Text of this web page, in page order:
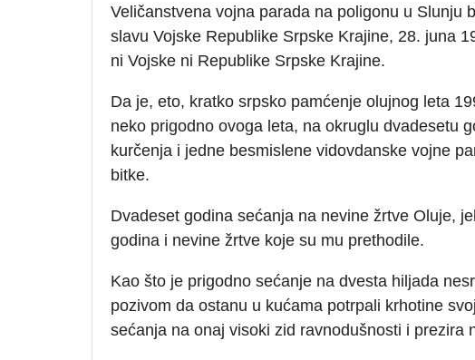
Veličanstvena vojna parada na poligonu u Slunju
slavu Vojske Republike Srpske Krajine, 28. juna
ni Vojske ni Republike Srpske Krajine.
Da je, eto, kratko srpsko pamćenje olujnog leta
neko prigodno ovoga leta, na okruglu dvadesetu
kurčenja i jedne besmislene vidovdanske vojne
bitke.
Dvadeset godina sećanja na nevine žrtve Oluje,
godina i nevine žrtve koje su mu prethodile.
Kao što je prigodno sećanje na dvesta hiljada
pozivom da ostanu u kućama potrpali krhotine
sećanja na onaj visoki zid ravnodušnosti i prezira